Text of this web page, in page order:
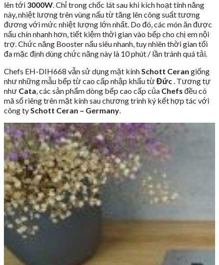
lên tới 3000W. Chỉ trong chốc lát sau khi kích hoạt tính năng
này, nhiệt lượng trên vùng nấu từ tăng lên công suất tương
đương với mức nhiệt lượng lớn nhất. Do đó, các món ăn được
nấu chín nhanh hơn, tiết kiệm thời gian vào bếp cho chị em nội
trợ. Chức năng Booster nấu siêu nhanh, tuy nhiên thời gian tối
đa mặc định dùng chức năng này là 10 phút / lần tránh quá tải.
Chefs EH-DIH668 vẫn sử dụng mặt kínhSchott Ceran giống
như những mẫu bếp từ cao cấp nhập khẩu từĐức. Tương tự
như Cata, các sản phẩm dòng bếp cao cấp của Chefs đều có
mã số riêng trên mặt kính sau chương trình ký kết hợp tác với
công tySchott Ceran – Germany.